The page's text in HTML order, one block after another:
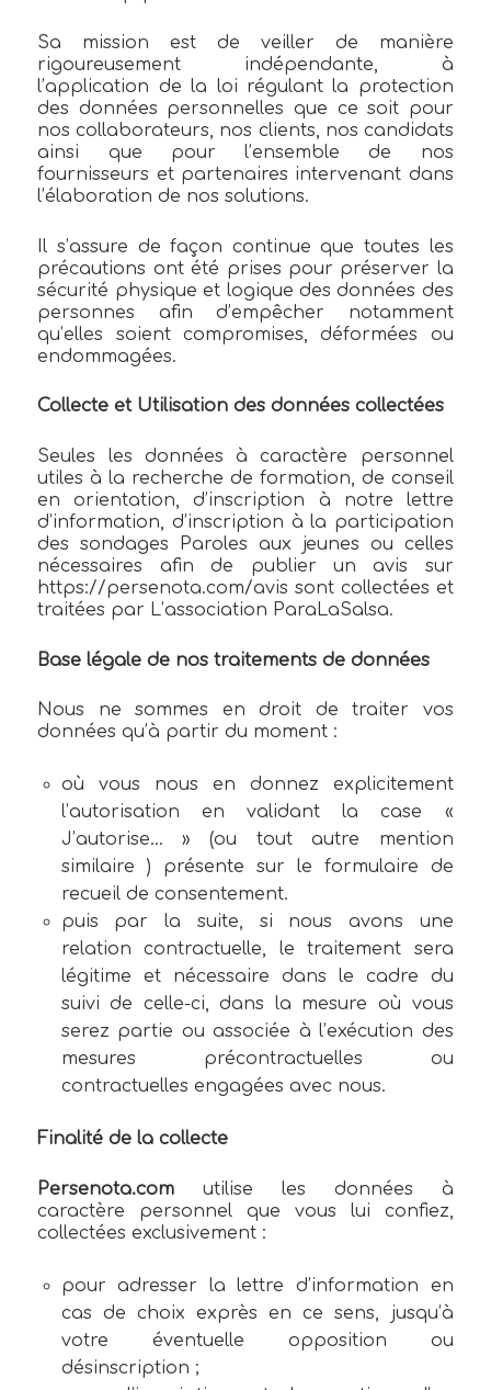
Sa mission est de veiller de manière
rigoureusement indépendante, à
l’application de la loi régulant la protection
des données personnelles que ce soit pour
nos collaborateurs, nos clients, nos candidats
ainsi que pour l’ensemble de nos
fournisseurs et partenaires intervenant dans
l’élaboration de nos solutions.
Il s’assure de façon continue que toutes les
précautions ont été prises pour préserver la
sécurité physique et logique des données des
personnes afin d’empêcher notamment
qu’elles soient compromises, déformées ou
endommagées.
Collecte et Utilisation des données collectées
Seules les données à caractère personnel
utiles à la recherche de formation, de conseil
en orientation, d’inscription à notre lettre
d’information, d’inscription à la participation
des sondages Paroles aux jeunes ou celles
nécessaires afin de publier un avis sur
https://persenota.com/avis sont collectées et
traitées par L’association ParaLaSalsa.
Base légale de nos traitements de données
Nous ne sommes en droit de traiter vos
données qu’à partir du moment :
où vous nous en donnez explicitement
l’autorisation en validant la case «
J’autorise… » (ou tout autre mention
similaire ) présente sur le formulaire de
recueil de consentement.
puis par la suite, si nous avons une
relation contractuelle, le traitement sera
légitime et nécessaire dans le cadre du
suivi de celle-ci, dans la mesure où vous
serez partie ou associée à l’exécution des
mesures précontractuelles ou
contractuelles engagées avec nous.
Finalité de la collecte
Persenota.com utilise les données à
caractère personnel que vous lui confiez,
collectées exclusivement :
pour adresser la lettre d’information en
cas de choix exprès en ce sens, jusqu’à
votre éventuelle opposition ou
désinscription ;